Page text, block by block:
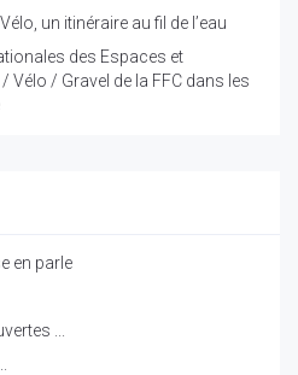
un itinéraire au fil de l’eau
des Espaces et
Vélo / Gravel de la FFC dans les
en parle
...